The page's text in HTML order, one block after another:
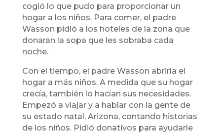
cogió lo que pudo para proporcionar un
hogar a los niños. Para comer, el padre
Wasson pidió a los hoteles de la zona que
donaran la sopa que les sobraba cada
noche.
Con el tiempo, el padre Wasson abriría el
hogar a más niños. A medida que su hogar
crecía, también lo hacían sus necesidades.
Empezó a viajar y a hablar con la gente de
su estado natal, Arizona, contando historias
de los niños. Pidió donativos para ayudarle